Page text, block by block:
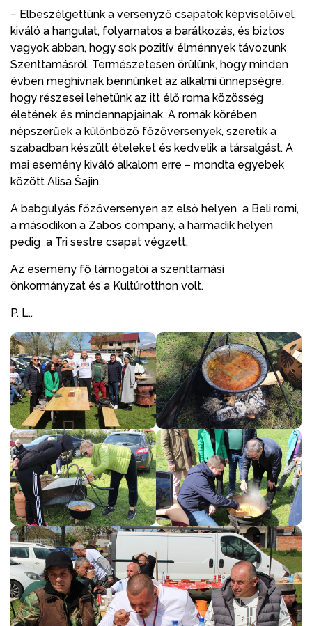
− Elbeszélgettünk a versenyző csapatok képviselőivel,
kiváló a hangulat, folyamatos a barátkozás, és biztos
vagyok abban, hogy sok pozitív élménnyek távozunk
Szenttamásról. Természetesen örülünk, hogy minden
évben meghívnak bennünket az alkalmi ünnepségre,
hogy részesei lehetünk az itt élő roma közösség
életének és mindennapjainak. A romák körében
népszerűek a különböző főzőversenyek, szeretik a
szabadban készült ételeket és kedvelik a társalgást. A
mai esemény kiváló alkalom erre – mondta egyebek
között Alisa Šajin.
A babgulyás főzőversenyen az első helyen a Beli romi,
a másodikon a Zabos company, a harmadik helyen
pedig a Tri sestre csapat végzett.
Az esemény fő támogatói a szenttamási
önkormányzat és a Kultúrotthon volt.
P. L..